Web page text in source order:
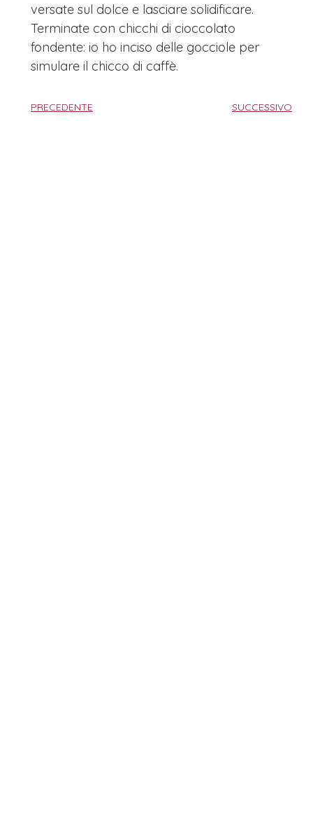
versate sul dolce e lasciare solidificare.
Terminate con chicchi di cioccolato
fondente: io ho inciso delle gocciole per
simulare il chicco di caffè.
PRECEDENTE SUCCESSIVO